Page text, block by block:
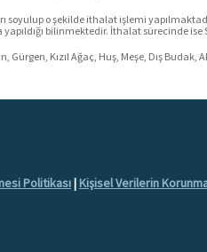
soyulup o şekilde ithalat işlemi
bilinmektedir. İthalat sürecinde
Gürgen, Kızıl Ağaç, Huş, Meşe, Dış
Politikası|Kişisel Verilerin